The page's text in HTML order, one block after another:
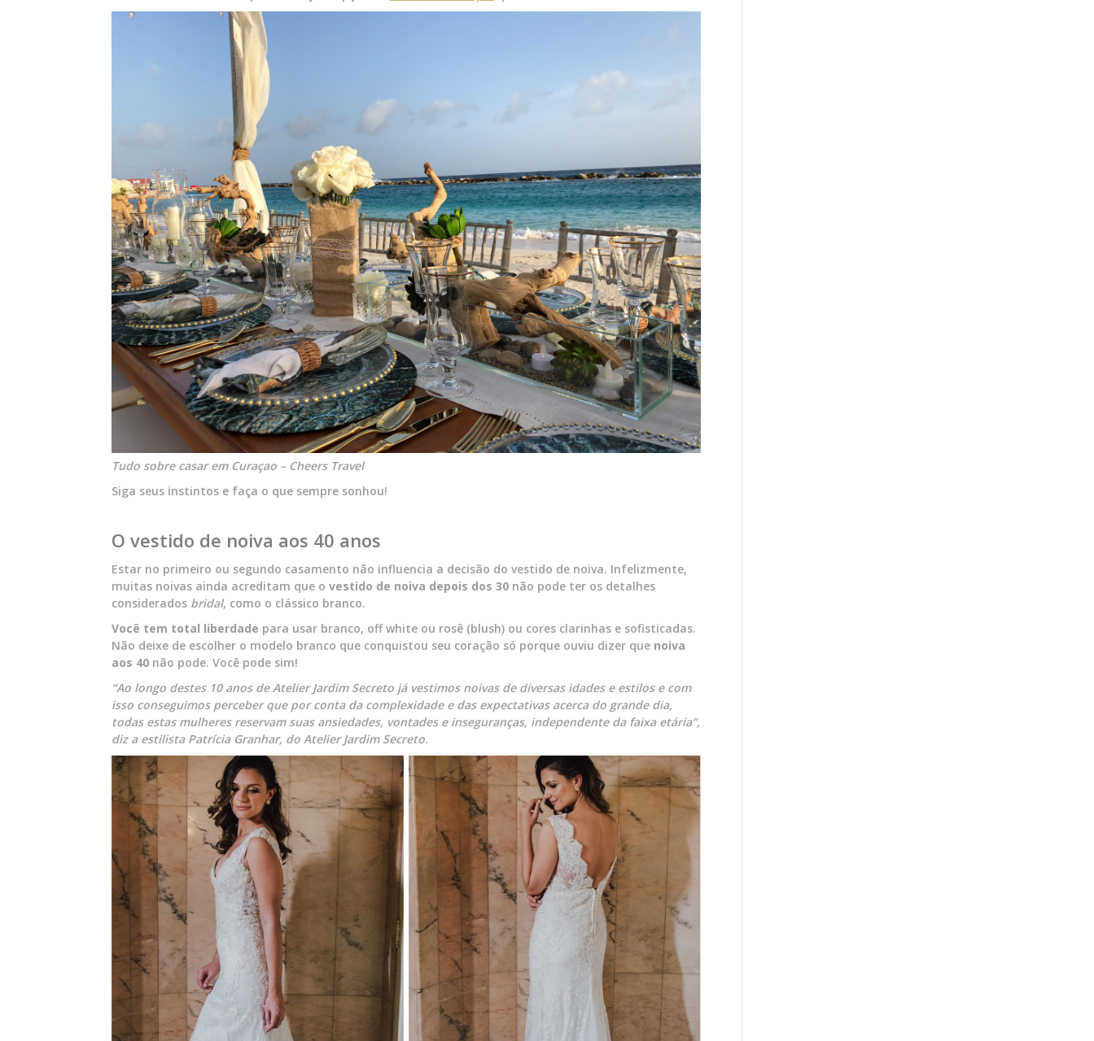
Tudo sobre casar em Curaçao – Cheers Travel
Siga seus instintos e faça o que sempre sonhou!
O vestido de noiva aos 40 anos
Estar no primeiro ou segundo casamento não influencia a decisão do vestido de noiva. Infelizmente,
muitas noivas ainda acreditam que o vestido de noiva depois dos 30 não pode ter os detalhes
considerados bridal, como o clássico branco.
Você tem total liberdade para usar branco, off white ou rosê (blush) ou cores clarinhas e sofisticadas.
Não deixe de escolher o modelo branco que conquistou seu coração só porque ouviu dizer que noiva
aos 40 não pode. Você pode sim!
“Ao longo destes 10 anos de Atelier Jardim Secreto já vestimos noivas de diversas idades e estilos e com
isso conseguimos perceber que por conta da complexidade e das expectativas acerca do grande dia,
todas estas mulheres reservam suas ansiedades, vontades e inseguranças, independente da faixa etária”,
diz a estilista Patrícia Granhar, do Atelier Jardim Secreto.